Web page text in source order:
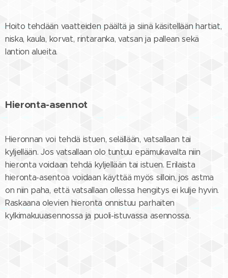
Hoito tehdään vaatteiden päältä ja siinä käsitellään hartiat,
niska, kaula, korvat, rintaranka, vatsan ja pallean sekä
lantion alueita.
Hieronta-asennot
Hieronnan voi tehdä istuen, selällään, vatsallaan tai
kyljellään. Jos vatsallaan olo tuntuu epämukavalta niin
hieronta voidaan tehdä kyljellään tai istuen. Erilaista
hieronta-asentoa voidaan käyttää myös silloin, jos astma
on niin paha, että vatsallaan ollessa hengitys ei kulje hyvin.
Raskaana olevien hieronta onnistuu parhaiten
kylkimakuuasennossa ja puoli-istuvassa asennossa.